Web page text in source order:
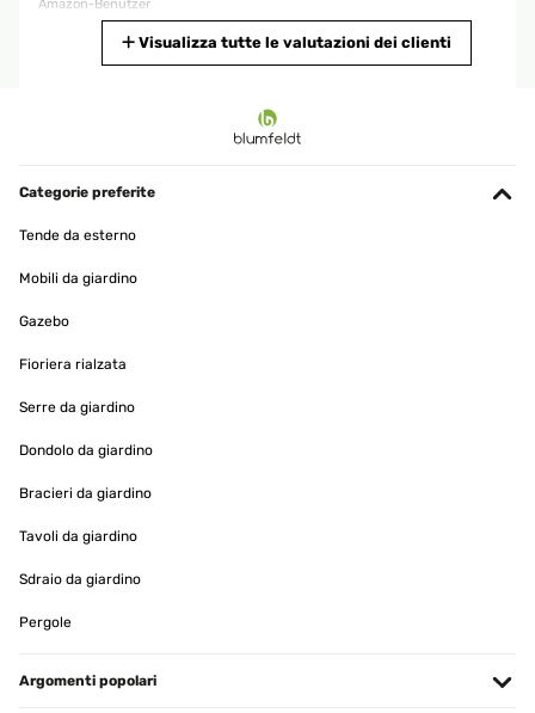
Amazon-Benutzer
auf meinem Hängestuhl, bin absolut zufrieden.
Hängestuhl, bin absolut zufrieden.
Amazon-Benutzer
Visualizza tutte le valutazioni dei clienti
Categorie preferite
Tende da esterno
Mobili da giardino
Gazebo
Fioriera rialzata
Serre da giardino
Dondolo da giardino
Bracieri da giardino
Tavoli da giardino
Sdraio da giardino
Pergole
Argomenti popolari